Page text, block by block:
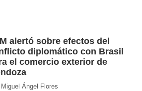
alertó sobre efectos del
diplomático con Brasil
el comercio exterior de
Ángel Flores